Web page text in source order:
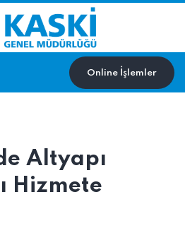
Online İşlemler
Altyapı
Hizmete